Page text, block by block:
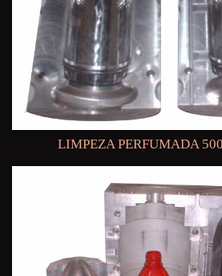
LIMPEZA PERFUMADA